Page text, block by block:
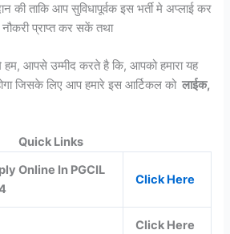
की ताकि आप सुविधापूर्वक इस भर्ती मे अप्लाई कर
प्राप्त कर सकें तथा
आपसे उम्मीद करते है कि, आपको हमारा यह
जिसके लिए आप हमारे इस आर्टिकल को लाईक,
Quick Links
Online In PGCIL
Click Here
Click Here